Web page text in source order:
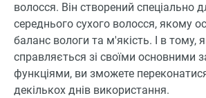
волосся. Він створений спеціально
середнього сухого волосся, якому
баланс вологи та м'якість. І в тому,
справляється зі своїми основними
функціями, ви зможете
декількох днів використання.